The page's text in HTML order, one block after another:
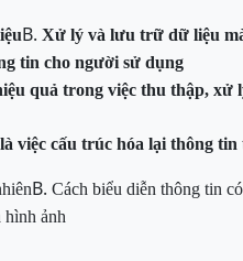
B. Xử lý và lưu trữ dữ liệu
tin cho người sử dụng
quả trong việc thu thập, xử
việc cấu trúc hóa lại thông tin
B. Cách biểu diễn thông tin
hình ảnh